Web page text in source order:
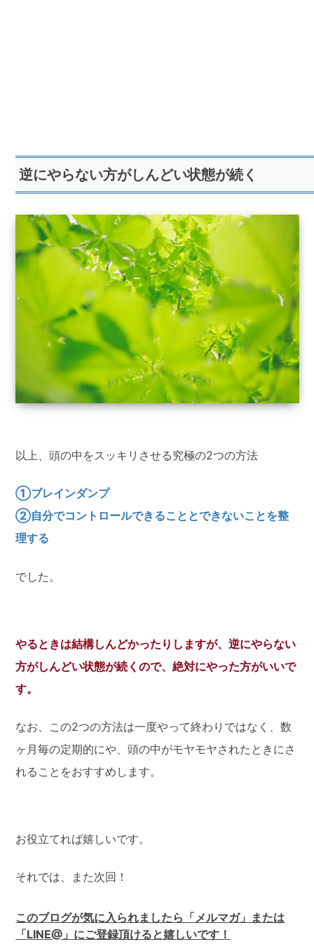
逆にやらない方がしんどい状態が続く
以上、頭の中をスッキリさせる究極の2つの方法
①ブレインダンプ
②自分でコントロールできることとできないことを整
理する
でした。
やるときは結構しんどかったりしますが、逆にやらない
方がしんどい状態が続くので、絶対にやった方がいいで
す。
なお、この2つの方法は一度やって終わりではなく、数
ヶ月毎の定期的にや、頭の中がモヤモヤされたときにさ
れることをおすすめします。
お役立てれば嬉しいです。
それでは、また次回！
このブログが気に入られましたら「メルマガ」または
「LINE@」にご登録頂けると嬉しいです！